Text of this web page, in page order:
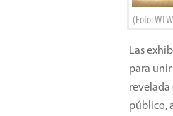
(Foto:
Las
para unir
revelada
público,